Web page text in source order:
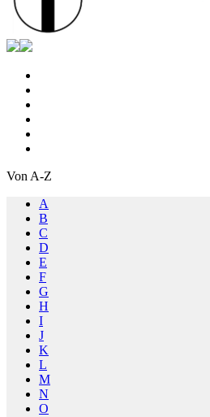
Von A-Z
A
B
C
D
E
F
G
H
I
J
K
L
M
N
O